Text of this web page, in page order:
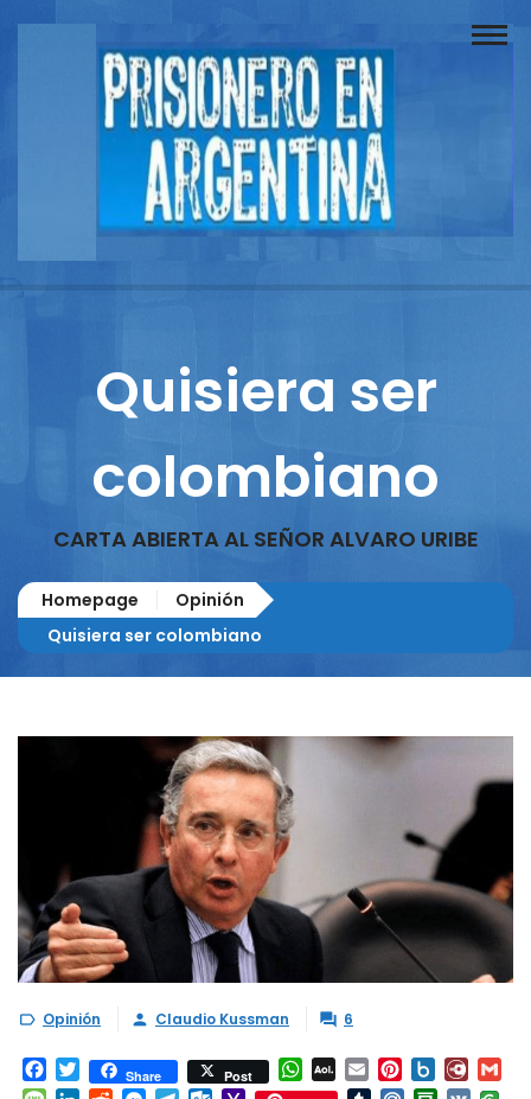
Buscador
Documentos
ReportajesQuisiera ser
colombiano
CARTA ABIERTA AL SEÑOR ALVARO URIBE
Homepage
Opinión
Quisiera ser colombiano
 Opinión  Claudio Kussman  6
Facebook
TwitterShare Post WhatsApp
AOL
Mail
Email Pinterest
Box.net